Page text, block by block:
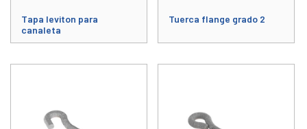
Tapa leviton para
canaleta
Tuerca flange grado 2